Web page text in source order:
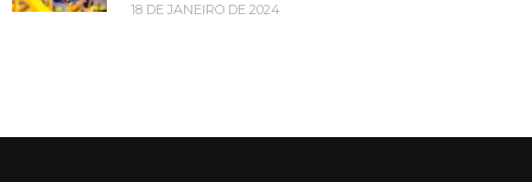
18 DE JANEIRO DE 2024